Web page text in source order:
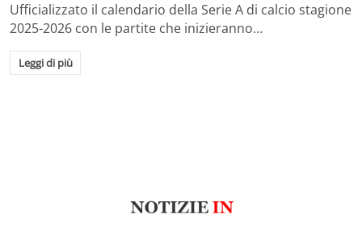
Ufficializzato il calendario della Serie A di calcio stagione
2025-2026 con le partite che inizieranno…
Leggi di più